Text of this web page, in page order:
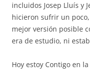
incluidos Josep Lluís y
hicieron sufrir un
mejor versión posible
era de estudio, ni
Hoy estoy Contigo en